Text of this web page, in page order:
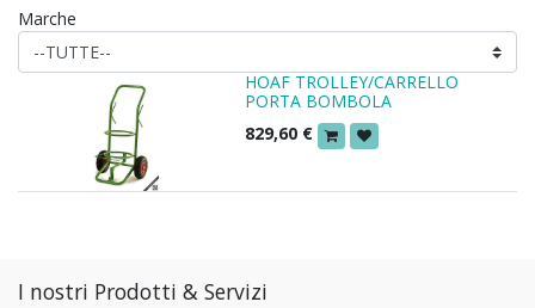
Marche
HOAF TROLLEY/CARRELLO
PORTA BOMBOLA
829,60 €
I nostri Prodotti & Servizi